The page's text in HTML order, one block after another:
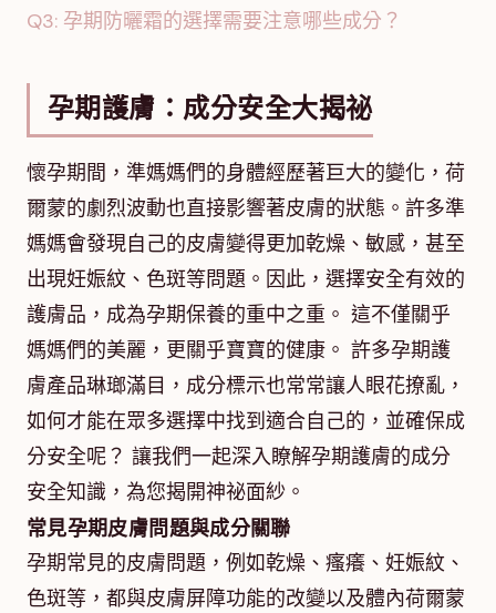
Q3: 孕期防曬霜的選擇需要注意哪些成分？
孕期護膚：成分安全大揭祕
懷孕期間，準媽媽們的身體經歷著巨大的變化，荷
爾蒙的劇烈波動也直接影響著皮膚的狀態。許多準
媽媽會發現自己的皮膚變得更加乾燥、敏感，甚至
出現妊娠紋、色斑等問題。因此，選擇安全有效的
護膚品，成為孕期保養的重中之重。 這不僅關乎
媽媽們的美麗，更關乎寶寶的健康。 許多孕期護
膚產品琳瑯滿目，成分標示也常常讓人眼花撩亂，
如何才能在眾多選擇中找到適合自己的，並確保成
分安全呢？ 讓我們一起深入瞭解孕期護膚的成分
安全知識，為您揭開神祕面紗。
常見孕期皮膚問題與成分關聯
孕期常見的皮膚問題，例如乾燥、瘙癢、妊娠紋、
色斑等，都與皮膚屏障功能的改變以及體內荷爾蒙